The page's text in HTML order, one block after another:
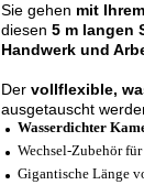
Sie gehen mit
diesen 5 m langen
Handwerk und
Der vollflexible,
ausgetauscht
Wasserdichter
Wechsel-Zubehör
Gigantische Länge